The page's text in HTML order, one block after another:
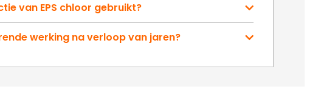
van EPS chloor gebruikt?
werking na verloop van jaren?